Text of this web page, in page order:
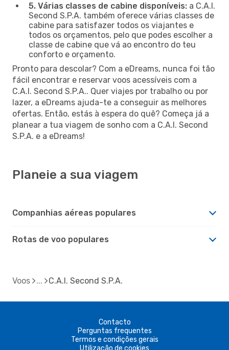
5. Várias classes de cabine disponíveis: a C.A.I.
Second S.P.A. também oferece várias classes de
cabine para satisfazer todos os viajantes e
todos os orçamentos, pelo que podes escolher a
classe de cabine que vá ao encontro do teu
conforto e orçamento.
Pronto para descolar? Com a eDreams, nunca foi tão
fácil encontrar e reservar voos acessíveis com a
C.A.I. Second S.P.A.. Quer viajes por trabalho ou por
lazer, a eDreams ajuda-te a conseguir as melhores
ofertas. Então, estás à espera do quê? Começa já a
planear a tua viagem de sonho com a C.A.I. Second
S.P.A. e a eDreams!
Planeie a sua viagem
Companhias aéreas populares
Rotas de voo populares
Voos C.A.I. Second S.P.A.
Contacto
Perguntas frequentes
Termos e condições gerais
Utilização de cookies